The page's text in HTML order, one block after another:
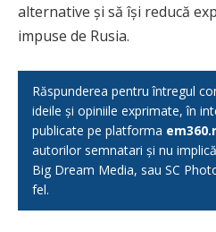
alternative și să își reducă
impuse de Rusia.
Răspunderea pentru întregul
ideile și opiniile exprimate, în
publicate pe platforma
autorilor semnatari și nu
Big Dream Media, sau SC
fel.